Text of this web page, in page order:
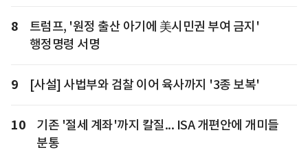
8
트럼프, '원정 출산 아기에 美시민권 부여 금지'
행정명령 서명
9 [사설] 사법부와 검찰 이어 육사까지 '3종 보복'
10
기존 '절세 계좌'까지 칼질... ISA 개편안에 개미들
분통